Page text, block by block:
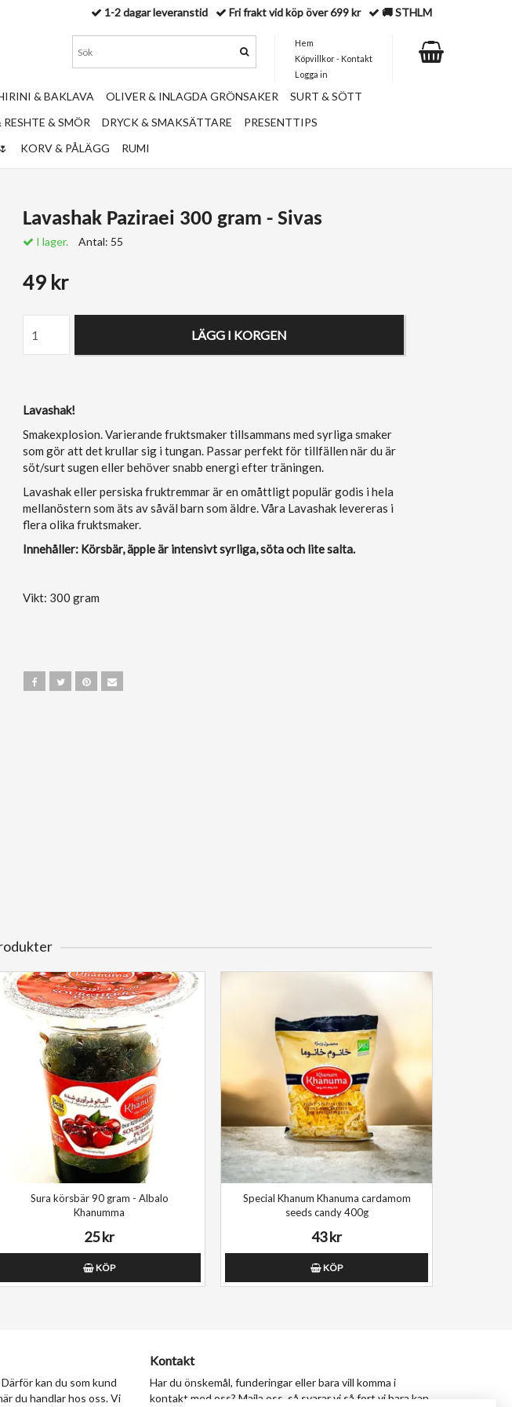
Lavashak Paziraei 300 gram - Sivas
I lager. Antal: 55
49 kr
LÄGG I KORGEN
Lavashak!
Smakexplosion. Varierande fruktsmaker tillsammans med syrliga smaker
som gör att det krullar sig i tungan. Passar perfekt för tillfällen när du är
söt/surt sugen eller behöver snabb energi efter träningen.
Lavashak eller persiska fruktremmar är en omåttligt populär godis i hela
mellanöstern som äts av såväl barn som äldre. Våra Lavashak levereras i
flera olika fruktsmaker.
Innehåller: Körsbär, äpple är intensivt syrliga, söta och lite salta.
Vikt: 300 gram
Sura körsbär 90 gram - Albalo
Khanumma
25 kr
KÖP
Special Khanum Khanuma cardamom
seeds candy 400g
43 kr
KÖP
kan du som kund
du handlar hos oss. Vi
Kontakt
Har du önskemål, funderingar eller bara vill komma i
kontakt med oss? Maila oss, så svarar vi så fort vi bara kan.
1-2 dagar leveranstid Fri frakt vid köp över 699 kr 🚚 STHLM
Hem
Köpvillkor - Kontakt
Logga in
& BAKLAVA OLIVER & INLAGDA GRÖNSAKER
SURT & SÖTT
RESHTE & SMÖR DRYCK & SMAKSÄTTARE
PRESENTTIPS
KORV & PÅLÄGG RUMI